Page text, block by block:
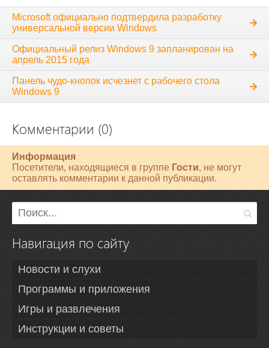
Microsoft официально подтвердила разработку
универсальной версии Windows
Официальный релиз Windows 9 запланирован на
апрель 2015 года
Панель чудо-кнопок исчезнет с рабочего стола
Windows 9
Комментарии (0)
Информация
Посетители, находящиеся в группе Гости, не могут
оставлять комментарии к данной публикации.
Навигация по сайту
Новости и слухи
Программы и приложения
Игры и развлечения
Инструкции и советы